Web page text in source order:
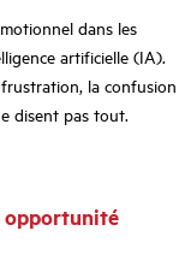
dans les
artificielle (IA).
la confusion
disent pas tout.
opportunité